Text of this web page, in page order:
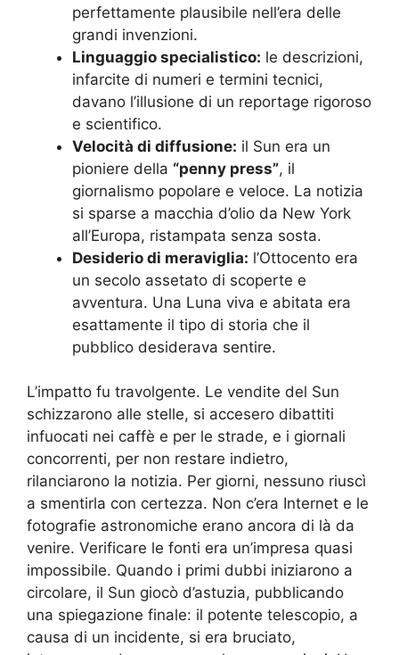
perfettamente plausibile nell’era delle
grandi invenzioni.
Linguaggio specialistico: le descrizioni,
infarcite di numeri e termini tecnici,
davano l’illusione di un reportage rigoroso
e scientifico.
Velocità di diffusione: il Sun era un
pioniere della “penny press”, il
giornalismo popolare e veloce. La notizia
si sparse a macchia d’olio da New York
all’Europa, ristampata senza sosta.
Desiderio di meraviglia: l’Ottocento era
un secolo assetato di scoperte e
avventura. Una Luna viva e abitata era
esattamente il tipo di storia che il
pubblico desiderava sentire.
L’impatto fu travolgente. Le vendite del Sun
schizzarono alle stelle, si accesero dibattiti
infuocati nei caffè e per le strade, e i giornali
concorrenti, per non restare indietro,
rilanciarono la notizia. Per giorni, nessuno riuscì
a smentirla con certezza. Non c’era Internet e le
fotografie astronomiche erano ancora di là da
venire. Verificare le fonti era un’impresa quasi
impossibile. Quando i primi dubbi iniziarono a
circolare, il Sun giocò d’astuzia, pubblicando
una spiegazione finale: il potente telescopio, a
causa di un incidente, si era bruciato,